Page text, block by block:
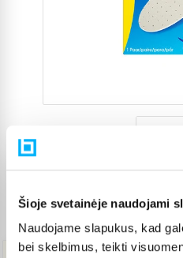
Šioje svetainėje naudojami
Naudojame slapukus, kad
bei skelbimus, teikti